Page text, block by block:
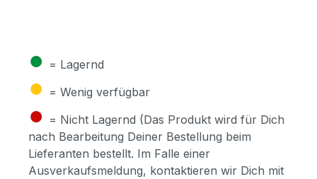
● = Lagernd
● = Wenig verfügbar
● = Nicht Lagernd (Das Produkt wird für Dich
nach Bearbeitung Deiner Bestellung beim
Lieferanten bestellt. Im Falle einer
Ausverkaufsmeldung, kontaktieren wir Dich mit